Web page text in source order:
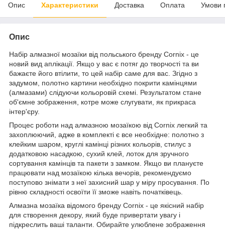
Опис Характеристики Доставка Оплата Умови
Опис
Набір алмазної мозаїки від польського бренду Cornix - це
новий вид аплікації. Якщо у вас є потяг до творчості та ви
бажаєте його втілити, то цей набір саме для вас. Згідно з
задумом, полотно картини необхідно покрити камінцями
(алмазами) слідуючи кольоровій схемі. Результатом стане
об'ємне зображення, котре може слугувати, як прикраса
інтер'єру.
Процес роботи над алмазною мозаїкою від Cornix легкий та
захоплюючий, адже в комплекті є все необхідне: полотно з
клейким шаром, круглі камінці різних кольорів, стилус з
додатковою насадкою, сухий клей, лоток для зручного
сортування камінців та пакети з замком. Якщо ви плануєте
працювати над мозаїкою кілька вечорів, рекомендуємо
поступово знімати з неї захисний шар у міру просування. По
рівню складності освоїти її зможе навіть початківець.
Алмазна мозаїка відомого бренду Cornix - це якісний набір
для створення декору, який буде привертати увагу і
підкреслить ваші таланти. Обирайте улюблене зображення